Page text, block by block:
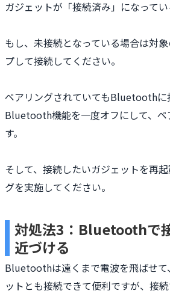
ガジェットが「接続済み」になってい
もし、未接続となっている場合は対
プして接続してください。
ペアリングされていてもBluetoothに
Bluetooth機能を一度オフにして、ペ
す。
そして、接続したいガジェットを再
グを実施してください。
対処法3：Bluetoothで
近づける
Bluetoothは遠くまで電波を飛ばせて
ットとも接続できて便利ですが、接